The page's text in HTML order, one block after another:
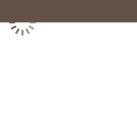
Chargement